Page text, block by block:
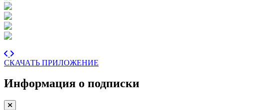
СКАЧАТЬ ПРИЛОЖЕНИЕ
Информация о подписки